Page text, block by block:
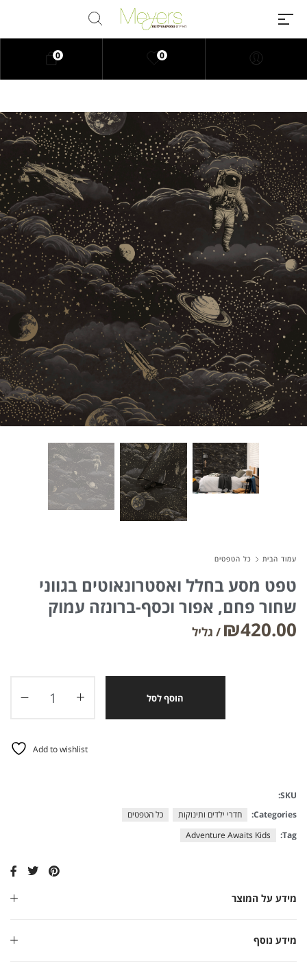
Millions of people around the
world visit Envato to buy and sell
creative assets, use smart design
templates, learn creative skills or
even hire freelancers. With an
industry-leading marketplace
paired with an unlimited
subscription service, Envato
helps creatives like you get
projects done faster.
About Envato
Careers
Privacy Policy
Community
Blog
0
0
עמוד הבית כל הטפטים
טפט מסע בחלל ואסטרונאוטים בגווני
שחור פחם, אפור וכסף-ברונזה עמוק
₪420.00
הוסף לסל
Add to wishlist
מידע על המוצר
מידע נוסף
SKU:
Categories:
חדרי ילדים ותינוקות
כל הטפטים
Tag:
Adventure Awaits Kids